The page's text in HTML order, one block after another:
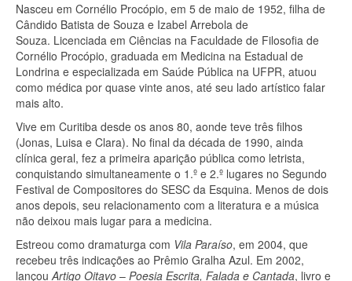
Nasceu em Cornélio Procópio, em 5 de maio de 1952, filha de
Cândido Batista de Souza e Izabel Arrebola de
Souza. Licenciada em Ciências na Faculdade de Filosofia de
Cornélio Procópio, graduada em Medicina na Estadual de
Londrina e especializada em Saúde Pública na UFPR, atuou
como médica por quase vinte anos, até seu lado artístico falar
mais alto.
Vive em Curitiba desde os anos 80, aonde teve três filhos
(Jonas, Luisa e Clara). No final da década de 1990, ainda
clínica geral, fez a primeira aparição pública como letrista,
conquistando simultaneamente o 1.º e 2.º lugares no Segundo
Festival de Compositores do SESC da Esquina. Menos de dois
anos depois, seu relacionamento com a literatura e a música
não deixou mais lugar para a medicina.
Estreou como dramaturga com Vila Paraíso, em 2004, que
recebeu três indicações ao Prêmio Gralha Azul. Em 2002,
lançou Artigo Oitavo – Poesia Escrita, Falada e Cantada, livro e